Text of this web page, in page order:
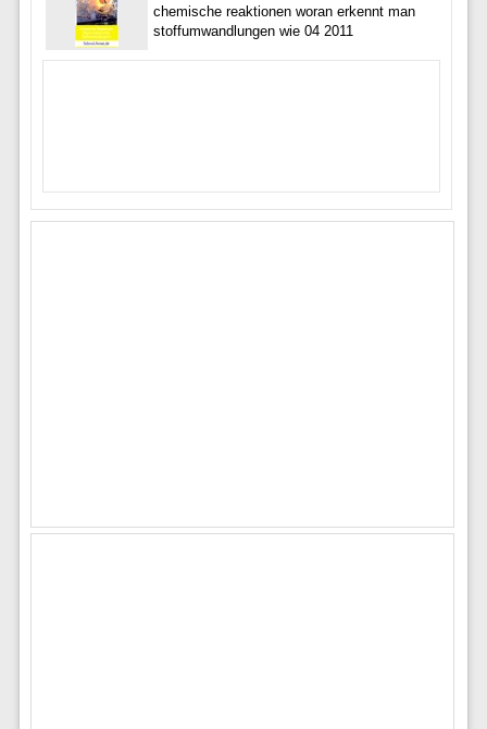
chemische reaktionen woran erkennt man
stoffumwandlungen wie 04 2011